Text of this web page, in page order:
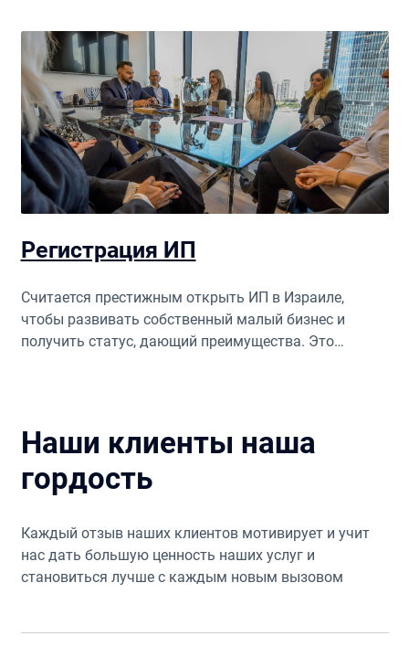
Владелец имеет возможности для расширения и
увеличения прибыли без каких-либо верхних
лимитов и ограничений. Один из главных
аргументов открыть бизнес в Израиле формате Эсек
Мурше — простая форма отчетности.
Регистрация ИП
Считается престижным открыть ИП в Израиле,
чтобы развивать собственный малый бизнес и
получить статус, дающий преимущества. Это
Наши клиенты наша
гордость
Каждый отзыв наших клиентов мотивирует и учит
нас дать большую ценность наших услуг и
становиться лучше с каждым новым вызовом